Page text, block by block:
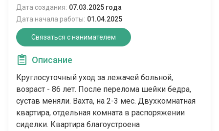
Дата создания: 07.03.2025 года
Дата начала работы: 01.04.2025
Связаться с нанимателем
Описание
Круглосуточный уход за лежачей больной,
возраст - 86 лет. После перелома шейки бедра,
сустав меняли. Вахта, на 2-3 мес. Двухкомнатная
квартира, отдельная комната в распоряжении
сиделки. Квартира благоустроена